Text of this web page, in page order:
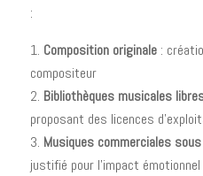
:
Composition originale:
compositeur
Bibliothèques musicales
proposant des licences
Musiques commerciales
justifié pour l'impact émotionnel